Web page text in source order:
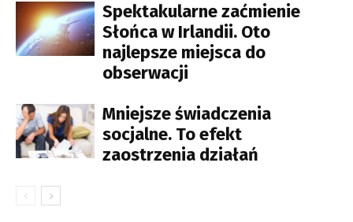
Spektakularne zaćmienie
Słońca w Irlandii. Oto
najlepsze miejsca do
obserwacji
Mniejsze świadczenia
socjalne. To efekt
zaostrzenia działań